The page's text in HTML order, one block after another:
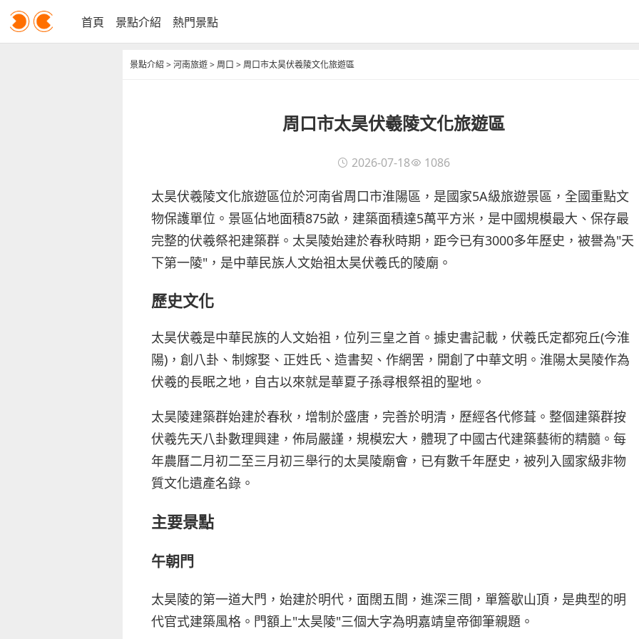
首頁 景點介紹 熱門景點
景點介紹 >河南旅遊>周口 >周口市太昊伏羲陵文化旅遊區
周口市太昊伏羲陵文化旅遊區
2026-07-18 1086
太昊伏羲陵文化旅遊區位於河南省周口市淮陽區，是國家5A級旅遊景區，全國重點文
物保護單位。景區佔地面積875畝，建築面積達5萬平方米，是中國規模最大、保存最
完整的伏羲祭祀建築群。太昊陵始建於春秋時期，距今已有3000多年歷史，被譽為"天
下第一陵"，是中華民族人文始祖太昊伏羲氏的陵廟。
歷史文化
太昊伏羲是中華民族的人文始祖，位列三皇之首。據史書記載，伏羲氏定都宛丘(今淮
陽)，創八卦、制嫁娶、正姓氏、造書契、作網罟，開創了中華文明。淮陽太昊陵作為
伏羲的長眠之地，自古以來就是華夏子孫尋根祭祖的聖地。
太昊陵建築群始建於春秋，增制於盛唐，完善於明清，歷經各代修葺。整個建築群按
伏羲先天八卦數理興建，佈局嚴謹，規模宏大，體現了中國古代建築藝術的精髓。每
年農曆二月初二至三月初三舉行的太昊陵廟會，已有數千年歷史，被列入國家級非物
質文化遺產名錄。
主要景點
午朝門
太昊陵的第一道大門，始建於明代，面闊五間，進深三間，單簷歇山頂，是典型的明
代官式建築風格。門額上"太昊陵"三個大字為明嘉靖皇帝御筆親題。